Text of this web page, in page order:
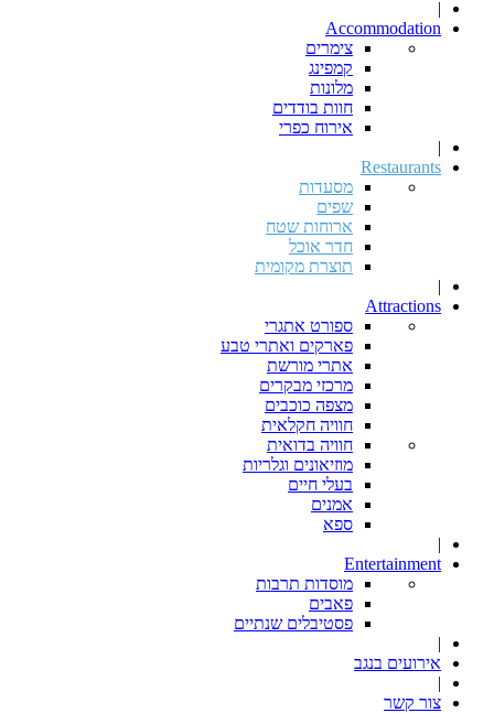
|
Accommodation
צימרים
קמפינג
מלונות
חוות בודדים
אירוח כפרי
|
Restaurants
מסעדות
שפים
ארוחות שטח
חדר אוכל
תוצרת מקומית
|
Attractions
ספורט אתגרי
פארקים ואתרי טבע
אתרי מורשת
מרכזי מבקרים
מצפה כוכבים
חוויה חקלאית
חוויה בדואית
מוזיאונים וגלריות
בעלי חיים
אמנים
ספא
|
Entertainment
מוסדות תרבות
פאבים
פסטיבלים שנתיים
|
אירועים בנגב
|
צור קשר